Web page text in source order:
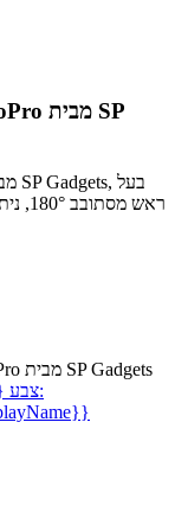
מתנה - מוט סלפי טלסקופי 94 ס"מ למצלמות GoPro מבית SP Gadgets
צבע: